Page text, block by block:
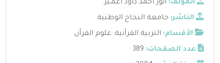
المؤلف: أنور أحمد داود اعمـير
الناشر: جامعة النجاح الوطنية
الأقسام: التربية القرآنية, علوم القرآن
عدد الصفحات: 389